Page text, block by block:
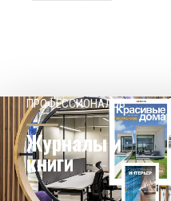
ПРОФЕССИОНАЛОВ
Журналы и
книги